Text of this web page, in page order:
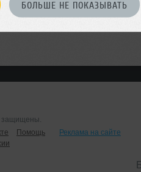
БОЛЬШЕ НЕ ПОКАЗЫВАТЬ
защищены.
Помощь
Реклама на сайте